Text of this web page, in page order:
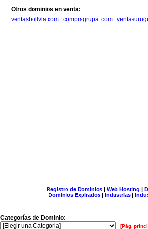
Otros dominios en venta:
ventasbolivia.com
compragrupal.com
Registro de Dominios| Web Hosting |
Dominios Expirados | Industrias |
Categorías de Dominio:
[Pág.